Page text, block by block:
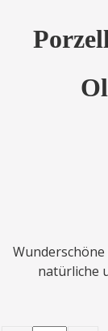
Wunderschöne
natürliche